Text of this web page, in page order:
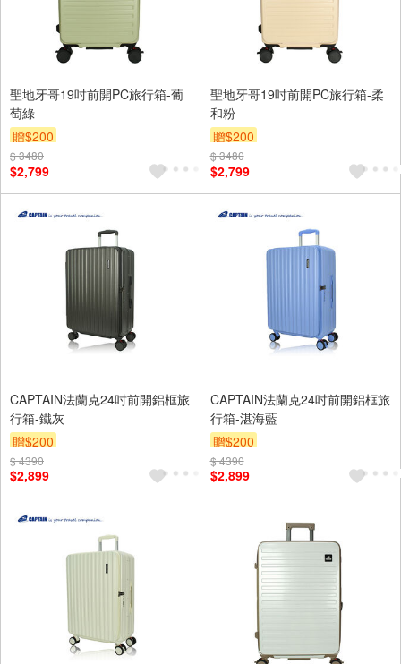
聖地牙哥19吋前開PC旅行箱-葡
萄綠
贈$200
$ 3480
$2,799
聖地牙哥19吋前開PC旅行箱-柔
和粉
贈$200
$ 3480
$2,799
CAPTAIN法蘭克24吋前開鋁框旅
行箱-鐵灰
贈$200
$ 4390
$2,899
CAPTAIN法蘭克24吋前開鋁框旅
行箱-湛海藍
贈$200
$ 4390
$2,899